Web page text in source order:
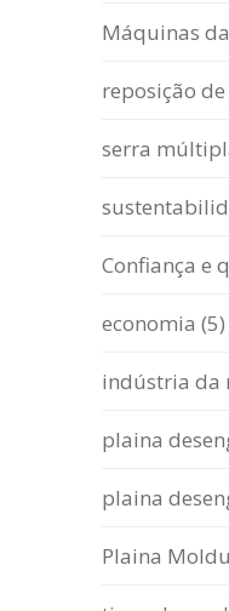
Máquinas
reposição de
serra
Confiança e
economia (5)
indústria da
plaina
plaina
Plaina